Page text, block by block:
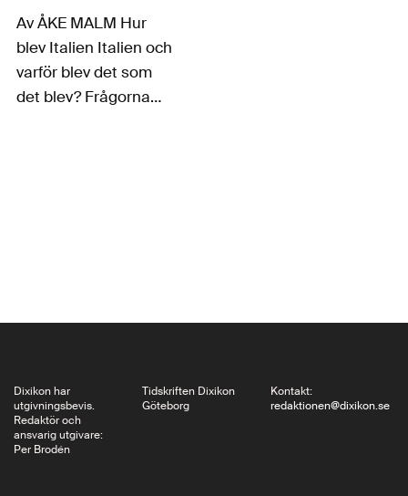
Av ÅKE MALM Hur
blev Italien Italien och
varför blev det som
det blev? Frågorna
Dixikon har
utgivningsbevis.
Redaktör och
ansvarig utgivare:
Per Brodén
Tidskriften Dixikon
Göteborg
Kontakt:
redaktionen@dixikon.se